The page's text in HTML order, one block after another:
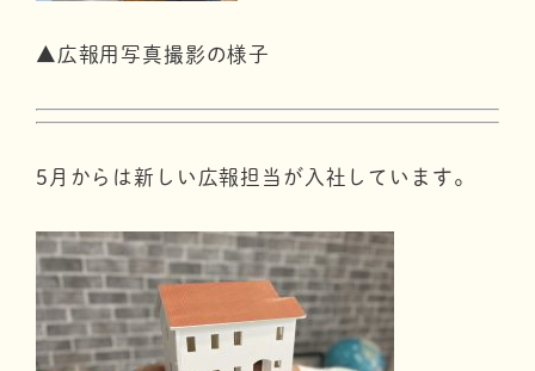
▲広報用写真撮影の様子
5月からは新しい広報担当が入社しています。